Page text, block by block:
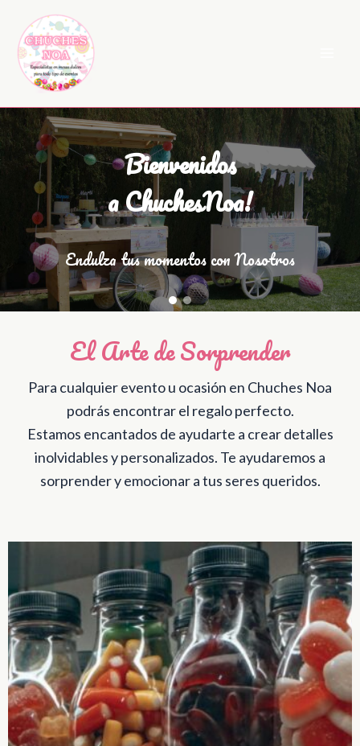
contenido
Bienvenidos
a ChuchesNoa!
Endulza tus momentos con Nosotros
El Arte de Sorprender
Para cualquier evento u ocasión en Chuches Noa
podrás encontrar el regalo perfecto.
Estamos encantados de ayudarte a crear detalles
inolvidables y personalizados. Te ayudaremos a
sorprender y emocionar a tus seres queridos.